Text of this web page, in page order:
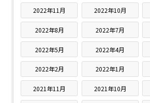
2022年11月 2022年10月
2022年8月 2022年7月
2022年5月 2022年4月
2022年2月 2022年1月
2021年11月 2021年10月